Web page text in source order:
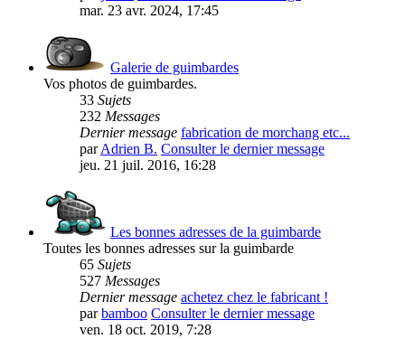
mar. 23 avr. 2024, 17:45
Galerie de guimbardes
Vos photos de guimbardes.
33 Sujets
232 Messages
Dernier message fabrication de morchang etc...
parAdrien B. Consulter le dernier message
jeu. 21 juil. 2016, 16:28
Les bonnes adresses de la guimbarde
Toutes les bonnes adresses sur la guimbarde
65 Sujets
527 Messages
Dernier message achetez chez le fabricant !
parbamboo Consulter le dernier message
ven. 18 oct. 2019, 7:28